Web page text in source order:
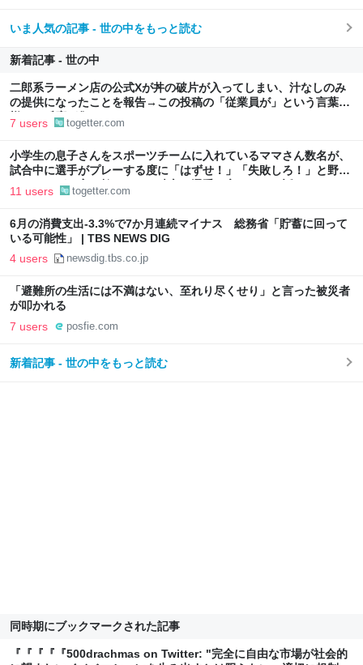
いま人気の記事 - 世の中をもっと読む
新着記事 - 世の中
二郎系ラーメン店の公式Xが丼の破片が入ってしまい、汁なしのみ
の提供になったことを報告→この投稿の「従業員が」という言葉に
様々な反応が集まる
7 users togetter.com
小学生の息子さんをスポーツチームに入れているママさん数名が、
試合中に選手がプレーする度に「はずせ！」「失敗しろ！」と野次
っていたが、実は敵ではなく味方の選手に言っていた話
11 users togetter.com
6月の消費支出-3.3%で7か月連続マイナス 総務省「貯蓄に回って
いる可能性」 | TBS NEWS DIG
4 users newsdig.tbs.co.jp
「避難所の生活には不満はない、至れり尽くせり」と言った被災者
が叩かれる
7 users posfie.com
新着記事 - 世の中をもっと読む
同時期にブックマークされた記事
『『『『『500drachmas on Twitter: "完全に自由な市場が社会的